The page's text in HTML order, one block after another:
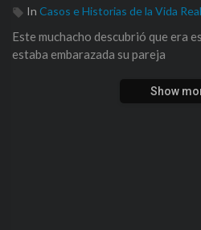
In Casos e Historias de la Vida
Este muchacho descubrió que era
estaba embarazada su pareja
Show